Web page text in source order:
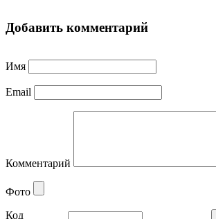
Добавить комментарий
Имя
Email
Комментарий
Фото
Код